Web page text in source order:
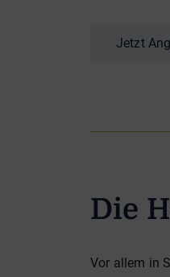
Jetzt
Die
Vor allem in